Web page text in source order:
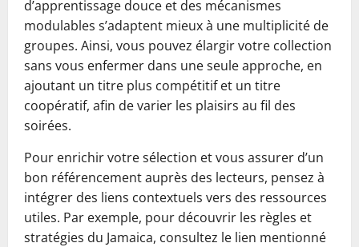
d’apprentissage douce et des mécanismes
modulables s’adaptent mieux à une multiplicité de
groupes. Ainsi, vous pouvez élargir votre collection
sans vous enfermer dans une seule approche, en
ajoutant un titre plus compétitif et un titre
coopératif, afin de varier les plaisirs au fil des
soirées.
Pour enrichir votre sélection et vous assurer d’un
bon référencement auprès des lecteurs, pensez à
intégrer des liens contextuels vers des ressources
utiles. Par exemple, pour découvrir les règles et
stratégies du Jamaica, consultez le lien mentionné